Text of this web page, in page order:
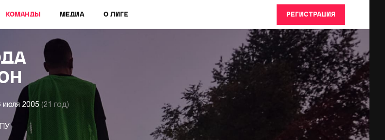
КОМАНДЫ МЕДИА О ЛИГЕ РЕГИСТРАЦИЯ
июля 2005 (21 год)